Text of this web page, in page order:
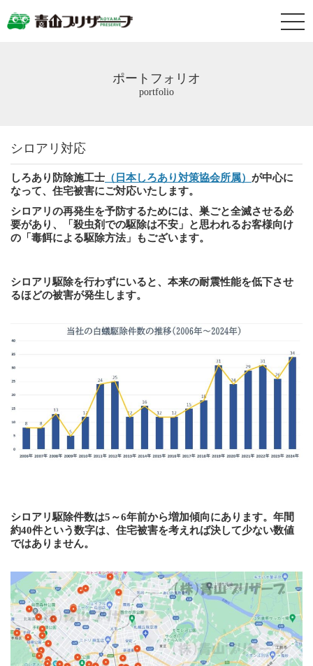
ポートフォリオ
portfolio
シロアリ対応
しろあり防除施工士 （日本しろあり対策協会所属） が中心に
なって、住宅被害にご対応いたします。
シロアリの再発生を予防するためには、巣ごと全滅させる必
要があり、「殺虫剤での駆除は不安」と思われるお客様向け
の「毒餌による駆除方法」もございます。
シロアリ駆除を行わずにいると、本来の耐震性能を低下させ
るほどの被害が発生します。
シロアリ駆除件数は5～6年前から増加傾向にあります。年間
約40件という数字は、住宅被害を考えれば決して少ない数値
ではありません。